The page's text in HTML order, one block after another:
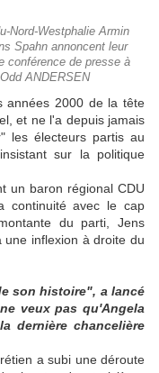
Nord-Westphalie Armin
Spahn annoncent leur
conférence de presse à
ANDERSEN
années 2000 de la tête
et ne l'a depuis jamais
les électeurs partis au
sur la politique
un baron régional CDU
continuité avec le cap
du parti, Jens
inflexion à droite du
son histoire", a lancé
veux pas qu'Angela
dernière chancelière
a subi une déroute